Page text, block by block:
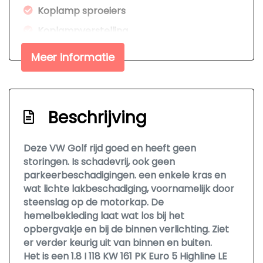
Koplamp sproeiers
Koplampverstelling
Passagiersairbag
Stoelen in hoogte verstelbaar
Stuur in hoogte verstelbaar
Zij airbag(s) voor
Achterbank in delen neerklapbaar
Armsteun achter
Armsteun voor
Binnenspiegel automatisch dimmend
Electronic climate control
Meer informatie
Beschrijving
Deze VW Golf rijd goed en heeft geen
storingen. Is schadevrij, ook geen
parkeerbeschadigingen. een enkele kras en
wat lichte lakbeschadiging, voornamelijk door
steenslag op de motorkap. De
hemelbekleding laat wat los bij het
opbergvakje en bij de binnen verlichting. Ziet
er verder keurig uit van binnen en buiten.
Het is een 1.8 I 118 KW 161 PK Euro 5 Highline LE